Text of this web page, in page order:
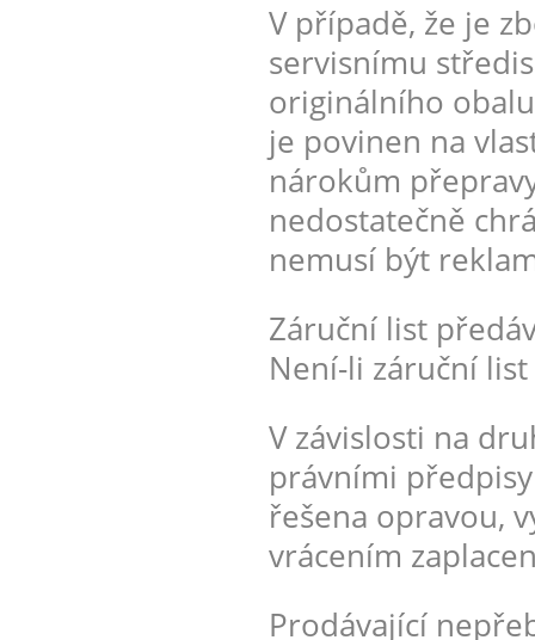
V případě, že je
servisnímu
originálního
je povinen na
nárokům
nedostatečně
nemusí být
Záruční list
Není-li záruční
V závislosti na
právními
řešena opravou,
vrácením
Prodávající